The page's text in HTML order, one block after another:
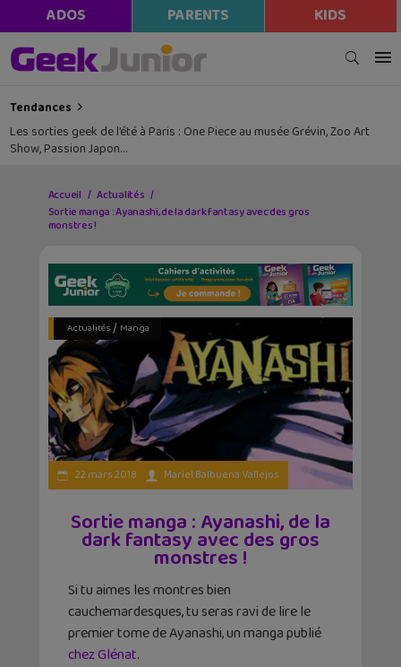
ADOS PARENTS KIDS
Tendances
Les sorties geek de l’été à Paris : One Piece au musée Grévin, Zoo Art
Show, Passion Japon…
Accueil
Actualités
Sortie manga : Ayanashi, de la dark fantasy avec des gros
monstres !
Actualités/ Manga
22 mars 2018 Mariel Balbuena Vallejos
Sortie manga : Ayanashi, de la
dark fantasy avec des gros
monstres !
Si tu aimes les montres bien
cauchemardesques, tu seras ravi de lire le
premier tome de Ayanashi, un manga publié
chez Glénat.